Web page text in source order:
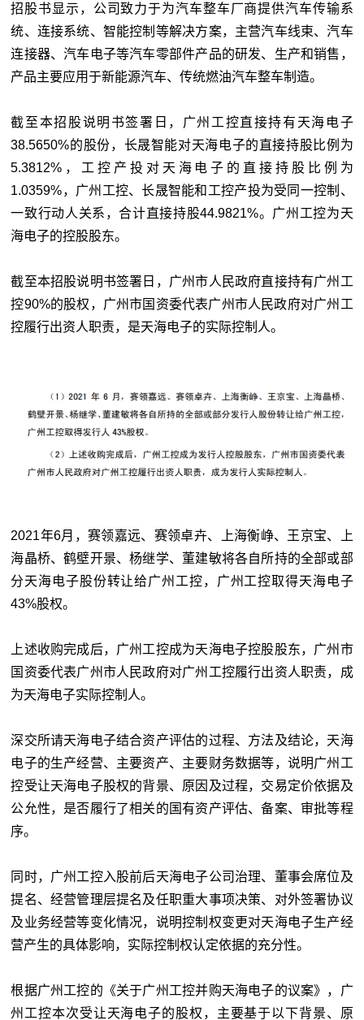
招股书显示，公司致力于为汽车整车厂商提供汽车传输系
统、连接系统、智能控制等解决方案，主营汽车线束、汽车
连接器、汽车电子等汽车零部件产品的研发、生产和销售，
产品主要应用于新能源汽车、传统燃油汽车整车制造。
截至本招股说明书签署日，广州工控直接持有天海电子
38.5650%的股份，长晟智能对天海电子的直接持股比例为
5.3812%，工控产投对天海电子的直接持股比例为
1.0359%，广州工控、长晟智能和工控产投为受同一控制、
一致行动人关系，合计直接持股44.9821%。广州工控为天
海电子的控股股东。
截至本招股说明书签署日，广州市人民政府直接持有广州工
控90%的股权，广州市国资委代表广州市人民政府对广州工
控履行出资人职责，是天海电子的实际控制人。
2021年6月，赛领嘉远、赛领卓卉、上海衡峥、王京宝、上
海晶桥、鹤壁开景、杨继学、董建敏将各自所持的全部或部
分天海电子股份转让给广州工控，广州工控取得天海电子
43%股权。
上述收购完成后，广州工控成为天海电子控股股东，广州市
国资委代表广州市人民政府对广州工控履行出资人职责，成
为天海电子实际控制人。
深交所请天海电子结合资产评估的过程、方法及结论，天海
电子的生产经营、主要资产、主要财务数据等，说明广州工
控受让天海电子股权的背景、原因及过程，交易定价依据及
公允性，是否履行了相关的国有资产评估、备案、审批等程
序。
同时，广州工控入股前后天海电子公司治理、董事会席位及
提名、经营管理层提名及任职重大事项决策、对外签署协议
及业务经营等变化情况，说明控制权变更对天海电子生产经
营产生的具体影响，实际控制权认定依据的充分性。
根据广州工控的《关于广州工控并购天海电子的议案》，广
州工控本次受让天海电子的股权，主要基于以下背景、原